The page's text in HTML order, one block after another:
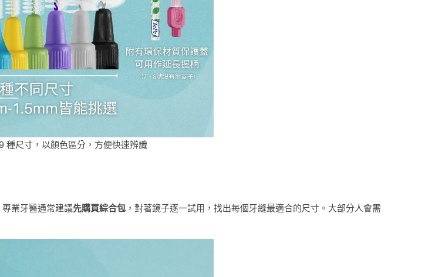
種尺寸，以顏色區分，方便快速辨識
業牙醫通常建議先購買綜合包 ，對著鏡子逐一試用，找出每個牙縫最適合的尺寸。大部分人會需